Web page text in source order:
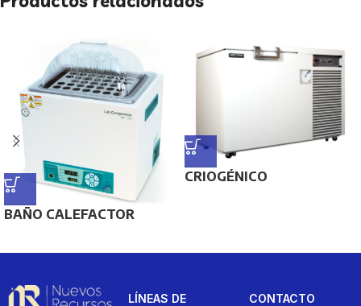
BAÑO CALEFACTOR
CRIOGÉNICO
LÍNEAS DE CONTACTO